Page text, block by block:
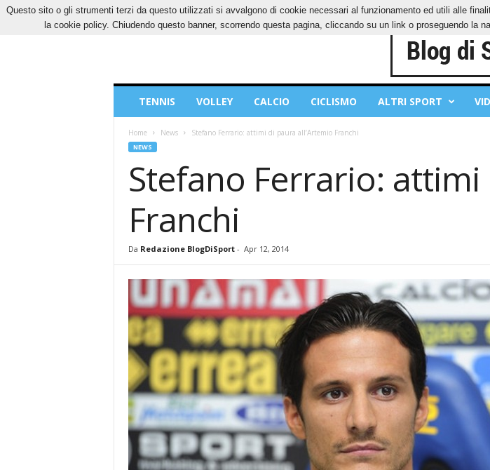
SABATO, 8 AGOSTO 2026 CONTATTI COOKIES PRIVACY POLICY
Sport
TENNIS VOLLEY CALCIO CICLISMO ALTRI SPORT
Home News Stefano Ferrario: attimi di paura all’Artemio Franchi
NEWS
Stefano Ferrario: attimi
Franchi
Da Redazione BlogDiSport- Apr 12, 2014
Questo sito o gli strumenti terzi da questo utilizzati si avvalgono di cookie necessari al funzionamento ed utili alle
la cookie policy. Chiudendo questo banner, scorrendo questa pagina, cliccando su un link o proseguendo la